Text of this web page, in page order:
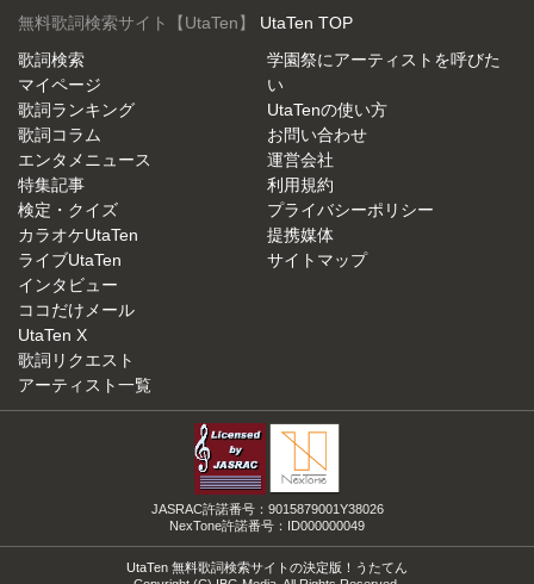
無料歌詞検索サイト【UtaTen】 UtaTen TOP
歌詞検索
マイページ
歌詞ランキング
歌詞コラム
エンタメニュース
特集記事
検定・クイズ
カラオケUtaTen
ライブUtaTen
インタビュー
ココだけメール
UtaTen X
歌詞リクエスト
アーティスト一覧
学園祭にアーティストを呼びた
い
UtaTenの使い方
お問い合わせ
運営会社
利用規約
プライバシーポリシー
提携媒体
サイトマップ
JASRAC許諾番号：9015879001Y38026
NexTone許諾番号：ID000000049
UtaTen 無料歌詞検索サイトの決定版！うたてん